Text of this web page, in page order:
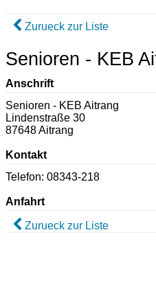
Zurueck zur Liste
Senioren - KEB
Anschrift
Senioren - KEB Aitrang
Lindenstraße 30
87648 Aitrang
Kontakt
Telefon: 08343-218
Anfahrt
Zurueck zur Liste